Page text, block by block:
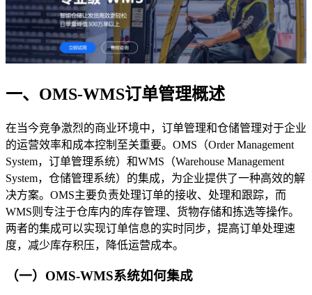
一、OMS-WMS订单管理概述
在当今竞争激烈的商业环境中，订单管理和仓储管理对于企业
的运营效率和成本控制至关重要。OMS（Order Management
System，订单管理系统）和WMS（Warehouse Management
System，仓储管理系统）的集成，为企业提供了一种高效的解
决方案。OMS主要负责处理订单的接收、处理和跟踪，而
WMS则专注于仓库内的库存管理、货物存储和拣选等操作。
两者的集成可以实现订单信息的实时同步，提高订单处理速
度，减少库存积压，降低运营成本。
（一）OMS-WMS系统如何集成